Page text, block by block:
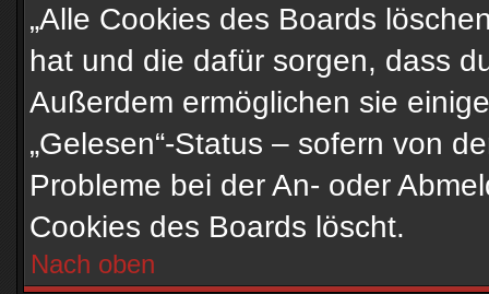
„Alle Cookies des Boards
hat und die dafür sorgen, dass
Außerdem ermöglichen sie
„Gelesen“-Status – sofern von
Probleme bei der An- oder
Cookies des Boards löscht.
Nach oben